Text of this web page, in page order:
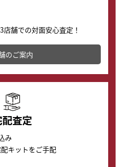
舗での対面安心査定！
。渋谷本店では、時計販売の
りに出してお得に新しい時計
のご案内
配査定
み
キットをご手配